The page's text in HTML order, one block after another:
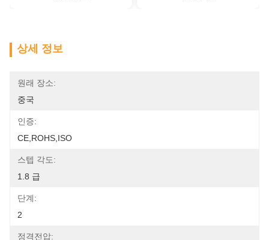
상세 정보
원래 장소:
중국
인증:
CE,ROHS,ISO
스텝 각도:
1.8 급
단계:
2
정격전압: